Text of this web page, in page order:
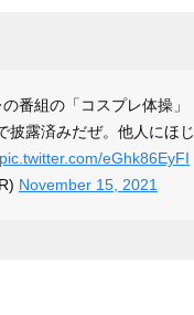
番組の「コスプレ体操」
披露済みだぜ。他人にほじ
pic.twitter.com/eGhk86EyFI
November 15, 2021